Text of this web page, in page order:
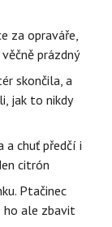
za opraváře,
prázdný
skončila, a
jak to nikdy
a chuť předčí i
citrón
Ptačinec
ho ale zbavit